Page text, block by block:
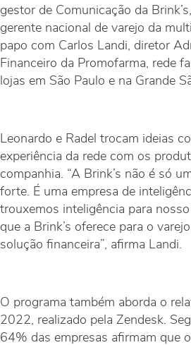
gestor de Comunicação da
gerente nacional de varejo da
papo com Carlos Landi, diretor
Financeiro da Promofarma, rede
lojas em São Paulo e na Grande
Leonardo e Radel trocam ideias
experiência da rede com os
companhia. “A Brink’s não é só
forte. É uma empresa de
trouxemos inteligência para
que a Brink’s oferece para o
solução financeira”, afirma Landi.
O programa também aborda o
2022, realizado pela Zendesk.
64% das empresas afirmam que